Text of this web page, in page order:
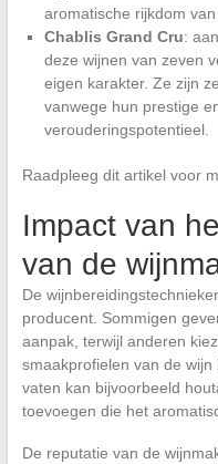
aromatische rijkdom
Chablis Grand Cru:
deze wijnen van zeven
eigen karakter. Ze zijn
vanwege hun prestige
verouderingspotentieel.
Raadpleeg dit artikel voor
Impact van
van de
De
producent. Sommigen
aanpak, terwijl anderen
smaakprofielen van de
vaten kan bijvoorbeeld
toevoegen die het
De reputatie van de